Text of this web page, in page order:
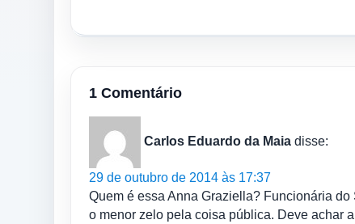
1 Comentário
Carlos Eduardo da Maia disse:
29 de outubro de 2014 às 17:37
Quem é essa Anna Graziella? Funcionária
o menor zelo pela coisa pública. Deve achar